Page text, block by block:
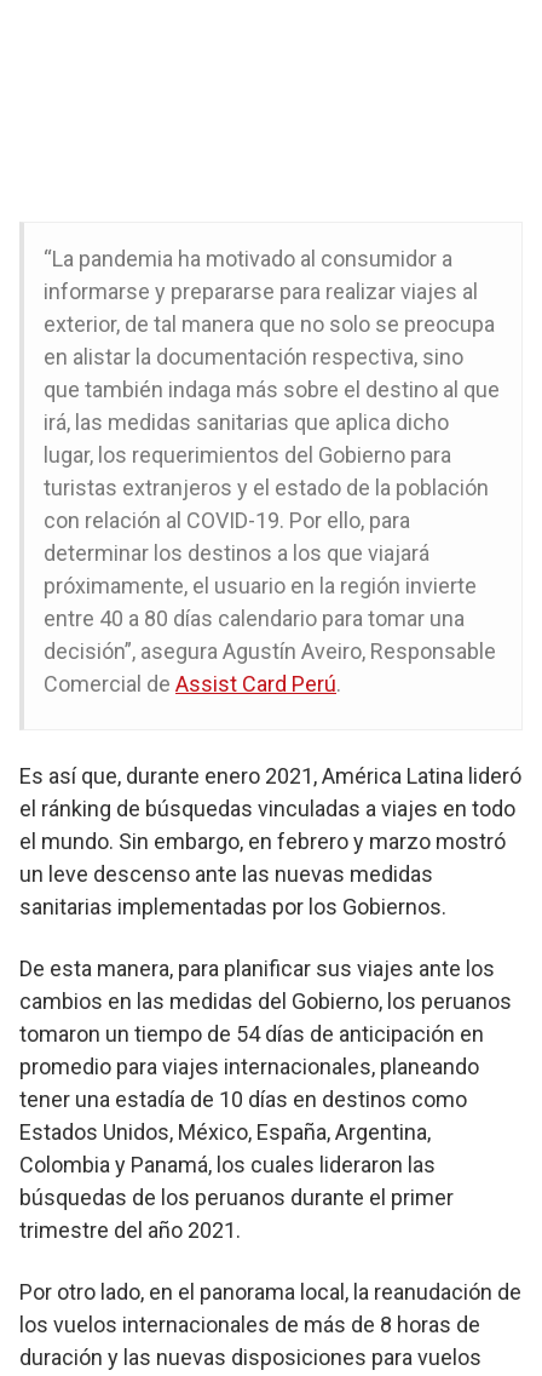
“La pandemia ha motivado al consumidor a
informarse y prepararse para realizar viajes al
exterior, de tal manera que no solo se preocupa
en alistar la documentación respectiva, sino
que también indaga más sobre el destino al que
irá, las medidas sanitarias que aplica dicho
lugar, los requerimientos del Gobierno para
turistas extranjeros y el estado de la población
con relación al COVID-19. Por ello, para
determinar los destinos a los que viajará
próximamente, el usuario en la región invierte
entre 40 a 80 días calendario para tomar una
decisión”, asegura Agustín Aveiro, Responsable
Comercial de Assist Card Perú.
Es así que, durante enero 2021, América Latina lideró
el ránking de búsquedas vinculadas a viajes en todo
el mundo. Sin embargo, en febrero y marzo mostró
un leve descenso ante las nuevas medidas
sanitarias implementadas por los Gobiernos.
De esta manera, para planificar sus viajes ante los
cambios en las medidas del Gobierno, los peruanos
tomaron un tiempo de 54 días de anticipación en
promedio para viajes internacionales, planeando
tener una estadía de 10 días en destinos como
Estados Unidos, México, España, Argentina,
Colombia y Panamá, los cuales lideraron las
búsquedas de los peruanos durante el primer
trimestre del año 2021.
Por otro lado, en el panorama local, la reanudación de
los vuelos internacionales de más de 8 horas de
duración y las nuevas disposiciones para vuelos